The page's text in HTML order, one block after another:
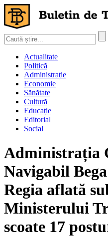
Actualitate
Politică
Administrație
Economie
Sănătate
Cultură
Educație
Editorial
Social
Administrația
Navigabil
Regia aflată
Ministerului
scoate 17